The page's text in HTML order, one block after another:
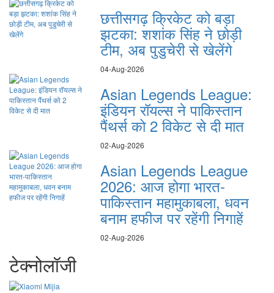
छत्तीसगढ़ क्रिकेट को बड़ा
झटका: शशांक सिंह ने छोड़ी
टीम, अब पुडुचेरी से खेलेंगे
04-Aug-2026
Asian Legends League:
इंडियन रॉयल्स ने पाकिस्तान
पैंथर्स को 2 विकेट से दी मात
02-Aug-2026
Asian Legends League
2026: आज होगा भारत-
पाकिस्तान महामुकाबला, धवन
बनाम हफीज पर रहेंगी निगाहें
02-Aug-2026
टेक्नोलॉजी